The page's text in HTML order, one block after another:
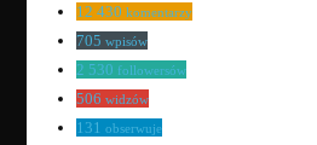
12 430 komentarzy
705 wpisów
2 530 followersów
506 widzów
131 obserwuje